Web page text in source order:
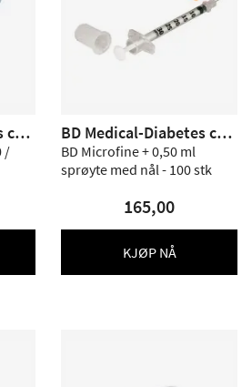
car
/
BD Medical-Diabetes car
e
BD Microfine + 0,50 ml
sprøyte med nål - 100 stk
165,00
KJØP NÅ